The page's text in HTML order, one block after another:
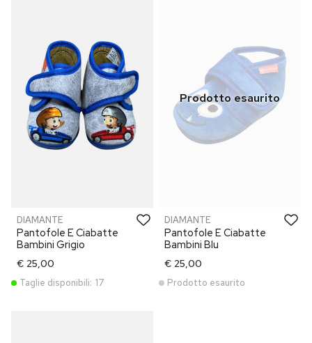
DIAMANTE
Pantofole E Ciabatte
Bambini Grigio
€ 25,00
Taglie disponibili: 17
DIAMANTE
Pantofole E Ciabatte
Bambini Blu
€ 25,00
Prodotto esaurito